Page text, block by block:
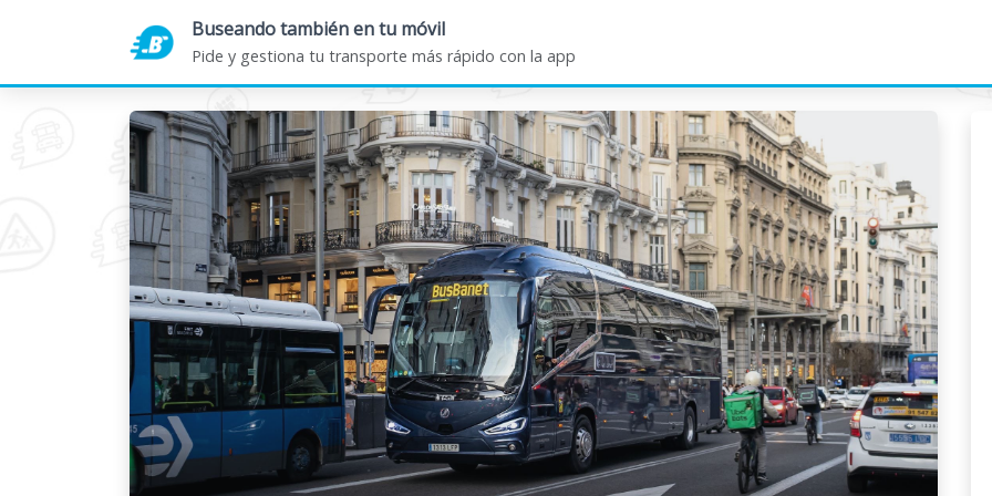
Buseando también en tu móvil
Pide y gestiona tu transporte más rápido con la app
INICIO